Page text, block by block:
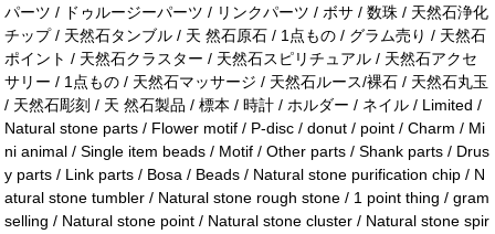
パーツ / ドゥルージーパーツ / リンクパーツ / ボサ / 数珠 / 天然石浄化
チップ / 天然石タンブル / 天 然石原石 / 1点もの / グラム売り / 天然石
ポイント / 天然石クラスター / 天然石スピリチュアル / 天然石アクセ
サリー / 1点もの / 天然石マッサージ / 天然石ルース/裸石 / 天然石丸玉
/ 天然石彫刻 / 天 然石製品 / 標本 / 時計 / ホルダー / ネイル / Limited /
Natural stone parts / Flower motif / P-disc / donut / point / Charm / Mi
ni animal / Single item beads / Motif / Other parts / Shank parts / Drus
y parts / Link parts / Bosa / Beads / Natural stone purification chip / N
atural stone tumbler / Natural stone rough stone / 1 point thing / gram
selling / Natural stone point / Natural stone cluster / Natural stone spir